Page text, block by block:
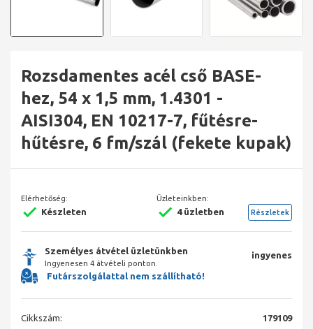
Rozsdamentes acél cső BASE-
hez, 54 x 1,5 mm, 1.4301 -
AISI304, EN 10217-7, fűtésre-
hűtésre, 6 fm/szál (fekete kupak)
Elérhetőség:
Készleten
Üzleteinkben:
4 üzletben Részletek
Személyes átvétel üzletünkben
Ingyenesen 4 átvételi ponton.
ingyenes
Futárszolgálattal nem szállítható!
Cikkszám:
179109